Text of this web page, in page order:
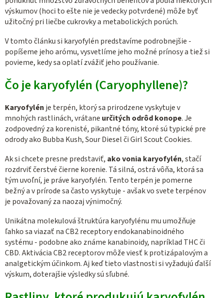
výskumov (hoci to ešte nie je vedecky potvrdené) môže byť
užitočný pri liečbe cukrovky a metabolických porúch.
V tomto článku si karyofylén predstavíme podrobnejšie -
popíšeme jeho arómu, vysvetlíme jeho možné prínosy a tiež si
povieme, kedy sa oplatí zvážiť jeho používanie.
Čo je karyofylén (Caryophyllene)?
Karyofylén je terpén, ktorý sa prirodzene vyskytuje v
mnohých rastlinách, vrátane určitých odrôd konope. Je
zodpovedný za korenisté, pikantné tóny, ktoré sú typické pre
odrody ako Bubba Kush, Sour Diesel či Girl Scout Cookies.
Ak si chcete presne predstaviť, ako vonia karyofylén, stačí
rozdrviť čerstvé čierne korenie. Tá silná, ostrá vôňa, ktorá sa
tým uvoľní, je práve karyofylén. Tento terpén je pomerne
bežný a v prírode sa často vyskytuje - avšak vo svete terpénov
je považovaný za naozaj výnimočný.
Unikátna molekulová štruktúra karyofylénu mu umožňuje
ľahko sa viazať na CB2 receptory endokanabinoidného
systému - podobne ako známe kanabinoidy, napríklad THC či
CBD. Aktivácia CB2 receptorov môže viesť k protizápalovým a
analgetickým účinkom. Aj keď tieto vlastnosti si vyžadujú ďalší
výskum, doterajšie výsledky sú sľubné.